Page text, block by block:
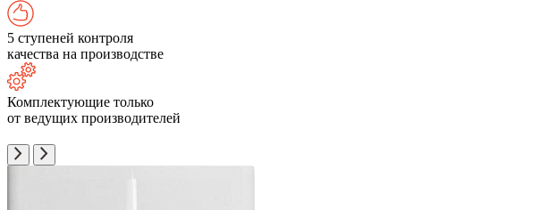
5 ступеней контроля
качества на производстве
Комплектующие только
от ведущих производителей